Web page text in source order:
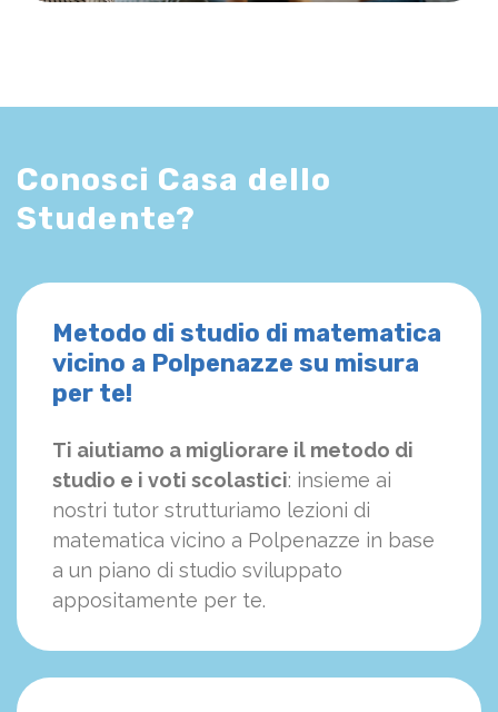
Conosci Casa dello
Studente?
Metodo di studio di matematica
vicino a Polpenazze su misura
per te!
Ti aiutiamo a migliorare il metodo di
studio e i voti scolastici: insieme ai
nostri tutor strutturiamo lezioni di
matematica vicino a Polpenazze in base
a un piano di studio sviluppato
appositamente per te.